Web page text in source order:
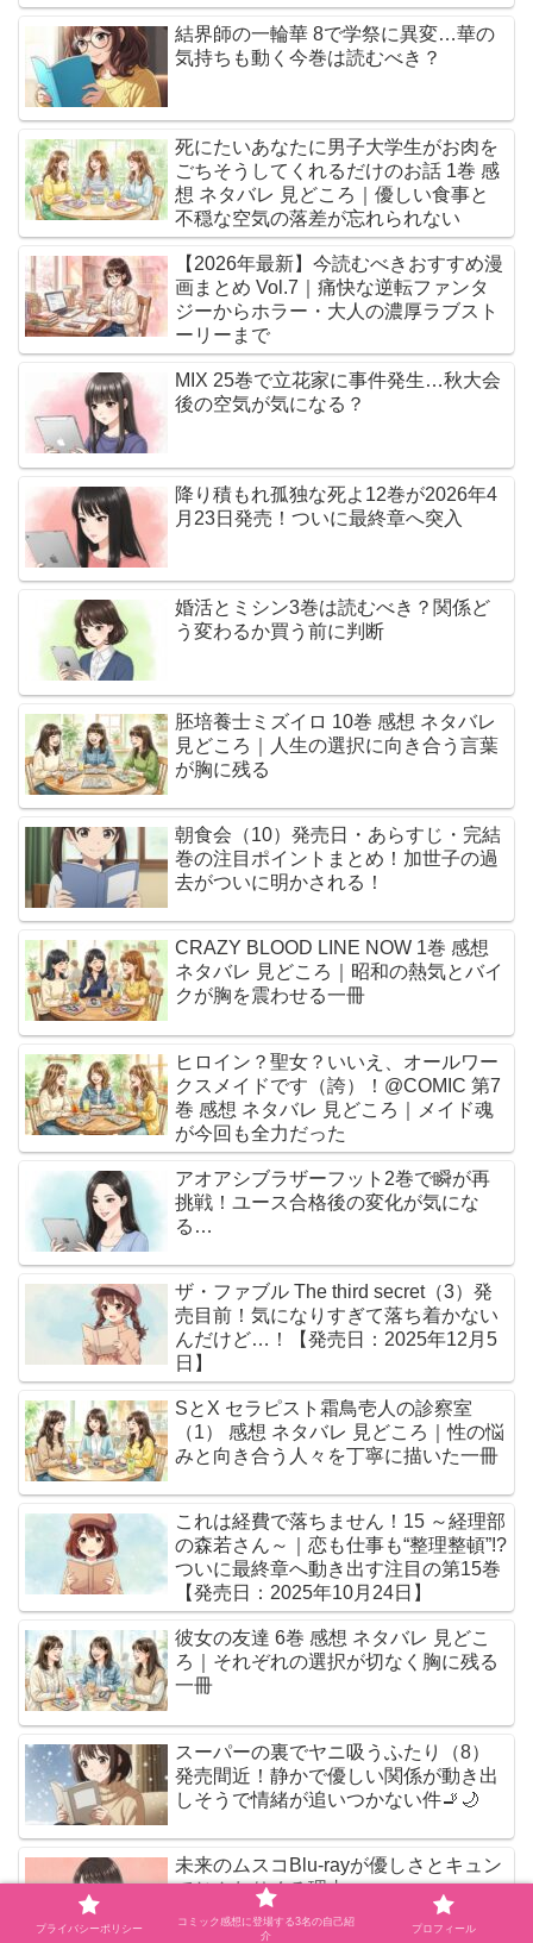
結界師の一輪華 8で学祭に異変…華の
気持ちも動く今巻は読むべき？
死にたいあなたに男子大学生がお肉を
ごちそうしてくれるだけのお話 1巻 感
想 ネタバレ 見どころ｜優しい食事と
不穏な空気の落差が忘れられない
【2026年最新】今読むべきおすすめ漫
画まとめ Vol.7｜痛快な逆転ファンタ
ジーからホラー・大人の濃厚ラブスト
ーリーまで
MIX 25巻で立花家に事件発生…秋大会
後の空気が気になる？
降り積もれ孤独な死よ12巻が2026年4
月23日発売！ついに最終章へ突入
婚活とミシン3巻は読むべき？関係ど
う変わるか買う前に判断
胚培養士ミズイロ 10巻 感想 ネタバレ
見どころ｜人生の選択に向き合う言葉
が胸に残る
朝食会（10）発売日・あらすじ・完結
巻の注目ポイントまとめ！加世子の過
去がついに明かされる！
CRAZY BLOOD LINE NOW 1巻 感想
ネタバレ 見どころ｜昭和の熱気とバイ
クが胸を震わせる一冊
ヒロイン？聖女？いいえ、オールワー
クスメイドです（誇）！@COMIC 第7
巻 感想 ネタバレ 見どころ｜メイド魂
が今回も全力だった
アオアシブラザーフット2巻で瞬が再
挑戦！ユース合格後の変化が気にな
る…
ザ・ファブル The third secret（3）発
売目前！気になりすぎて落ち着かない
んだけど…！【発売日：2025年12月5
日】
SとX セラピスト霜鳥壱人の診察室
（1） 感想 ネタバレ 見どころ｜性の悩
みと向き合う人々を丁寧に描いた一冊
これは経費で落ちません！15 ～経理部
の森若さん～｜恋も仕事も“整理整頓”!?
ついに最終章へ動き出す注目の第15巻
【発売日：2025年10月24日】
彼女の友達 6巻 感想 ネタバレ 見どこ
ろ｜それぞれの選択が切なく胸に残る
一冊
スーパーの裏でヤニ吸うふたり（8）
発売間近！静かで優しい関係が動き出
しそうで情緒が追いつかない件🚬🌙
未来のムスコBlu-rayが優しさとキュン
でじんわりくる理由
プライバシーポリシー
コミック感想に登場する3名の自己紹
介
プロフィール